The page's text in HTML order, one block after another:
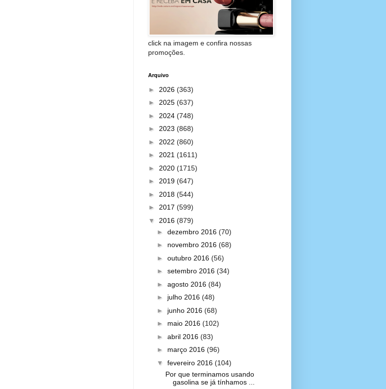
click na imagem e confira nossas
promoções.
Arquivo
► 2026 (363)
► 2025 (637)
► 2024 (748)
► 2023 (868)
► 2022 (860)
► 2021 (1611)
► 2020 (1715)
► 2019 (647)
► 2018 (544)
► 2017 (599)
▼ 2016 (879)
► dezembro 2016 (70)
► novembro 2016 (68)
► outubro 2016 (56)
► setembro 2016 (34)
► agosto 2016 (84)
► julho 2016 (48)
► junho 2016 (68)
► maio 2016 (102)
► abril 2016 (83)
► março 2016 (96)
▼ fevereiro 2016 (104)
Por que terminamos usando
gasolina se já tínhamos ...